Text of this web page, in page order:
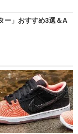
ー」おすすめ3選＆A